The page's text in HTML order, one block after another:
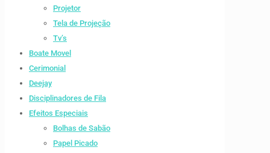
Projetor
Tela de Projeção
Tv’s
Boate Movel
Cerimonial
Deejay
Disciplinadores de Fila
Efeitos Especiais
Bolhas de Sabão
Papel Picado